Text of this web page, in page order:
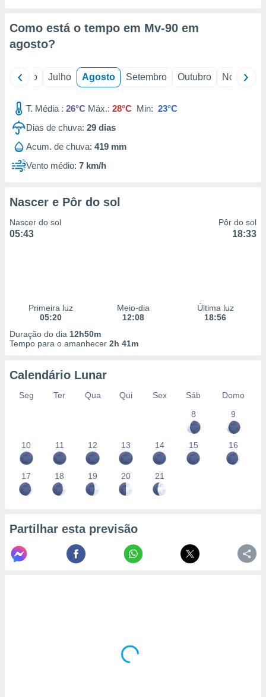
através
estudos
de
Como está o tempo em Mv-90 em
agosto?
Junho Julho Agosto Setembro Outubro Novembro
T. Média : 26°C Máx.: 28°C Min: 23°C
Dias de chuva: 29 dias
Acum. de chuva: 419 mm
Vento médio: 7 km/h
Nascer e Pôr do sol
Nascer do sol
05:43
Pôr do sol
18:33
Primeira luz
05:20
Meio-dia
12:08
Última luz
18:56
Duração do dia 12h50m
Tempo para o amanhecer 2h 41m
Calendário Lunar
Seg Ter Qua Qui Sex Sáb
Domo
8
9
10 11 12 13 14 15 16
17 18 19 20 21
Partilhar esta previsão